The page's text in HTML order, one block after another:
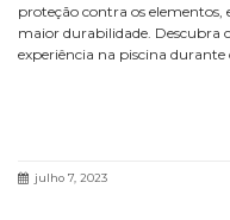
proteção contra os elementos,
maior durabilidade. Descubra
experiência na piscina durante
julho 7, 2023